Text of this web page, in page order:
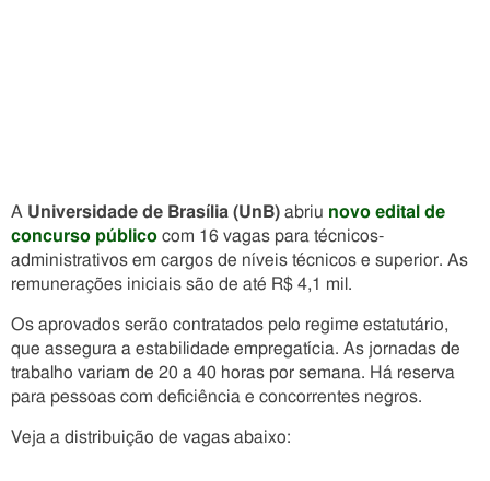
A Universidade de Brasília (UnB) abriu novo edital de
concurso público com 16 vagas para técnicos-
administrativos em cargos de níveis técnicos e superior. As
remunerações iniciais são de até R$ 4,1 mil.
Os aprovados serão contratados pelo regime estatutário,
que assegura a estabilidade empregatícia. As jornadas de
trabalho variam de 20 a 40 horas por semana. Há reserva
para pessoas com deficiência e concorrentes negros.
Veja a distribuição de vagas abaixo: